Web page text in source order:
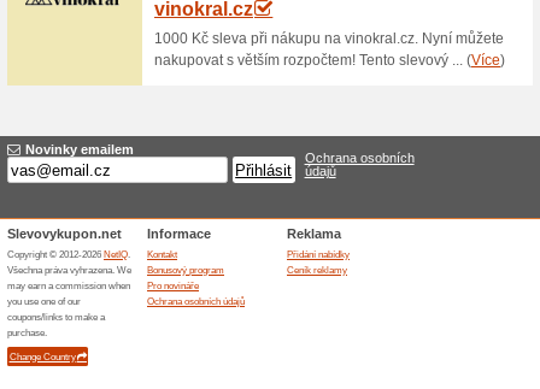
100% fungovalo
656 stránek s voňavými
recepty přirozeně
receptů, 144